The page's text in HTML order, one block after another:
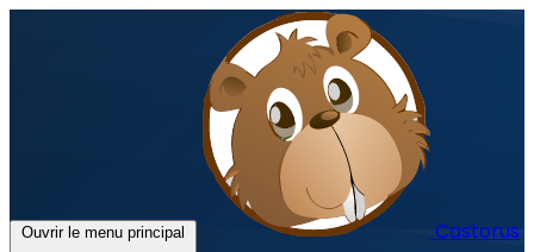
Ouvrir le menu principal Castorus